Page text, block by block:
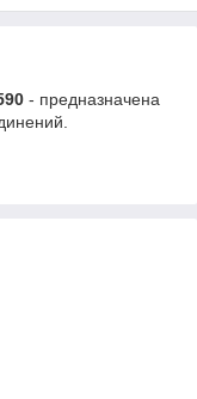
- предназначена